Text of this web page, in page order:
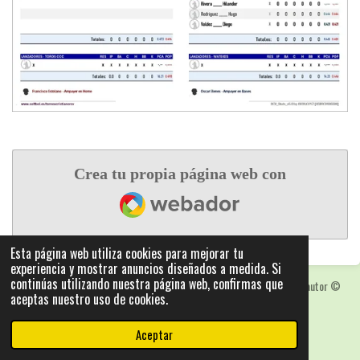
Esta página web utiliza cookies para mejorar tu
experiencia y mostrar anuncios diseñados a medida. Si
continúas utilizando nuestra página web, confirmas que
aceptas nuestro uso de cookies.
Aceptar
Crea tu propia página web con
Webador
Las fotografias y logotipos pueden estar protegidas con derechos de autor©
2025: Statics - by ISCRLopez APP_Stats_v5.103
Con la tecnología deWebador